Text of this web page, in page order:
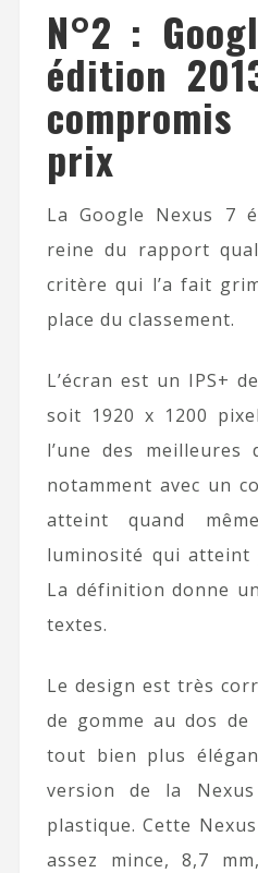
N°2 :
édition
prix
La Google Nexus 7
reine du rapport
critère qui l’a fait
place du classement.
L’écran est un IPS+
soit 1920 x 1200
l’une des meilleures
notamment avec un
atteint quand
luminosité qui atteint
La définition donne
textes.
Le design est très
de gomme au dos
tout bien plus
version de la
plastique. Cette
assez mince, 8,7